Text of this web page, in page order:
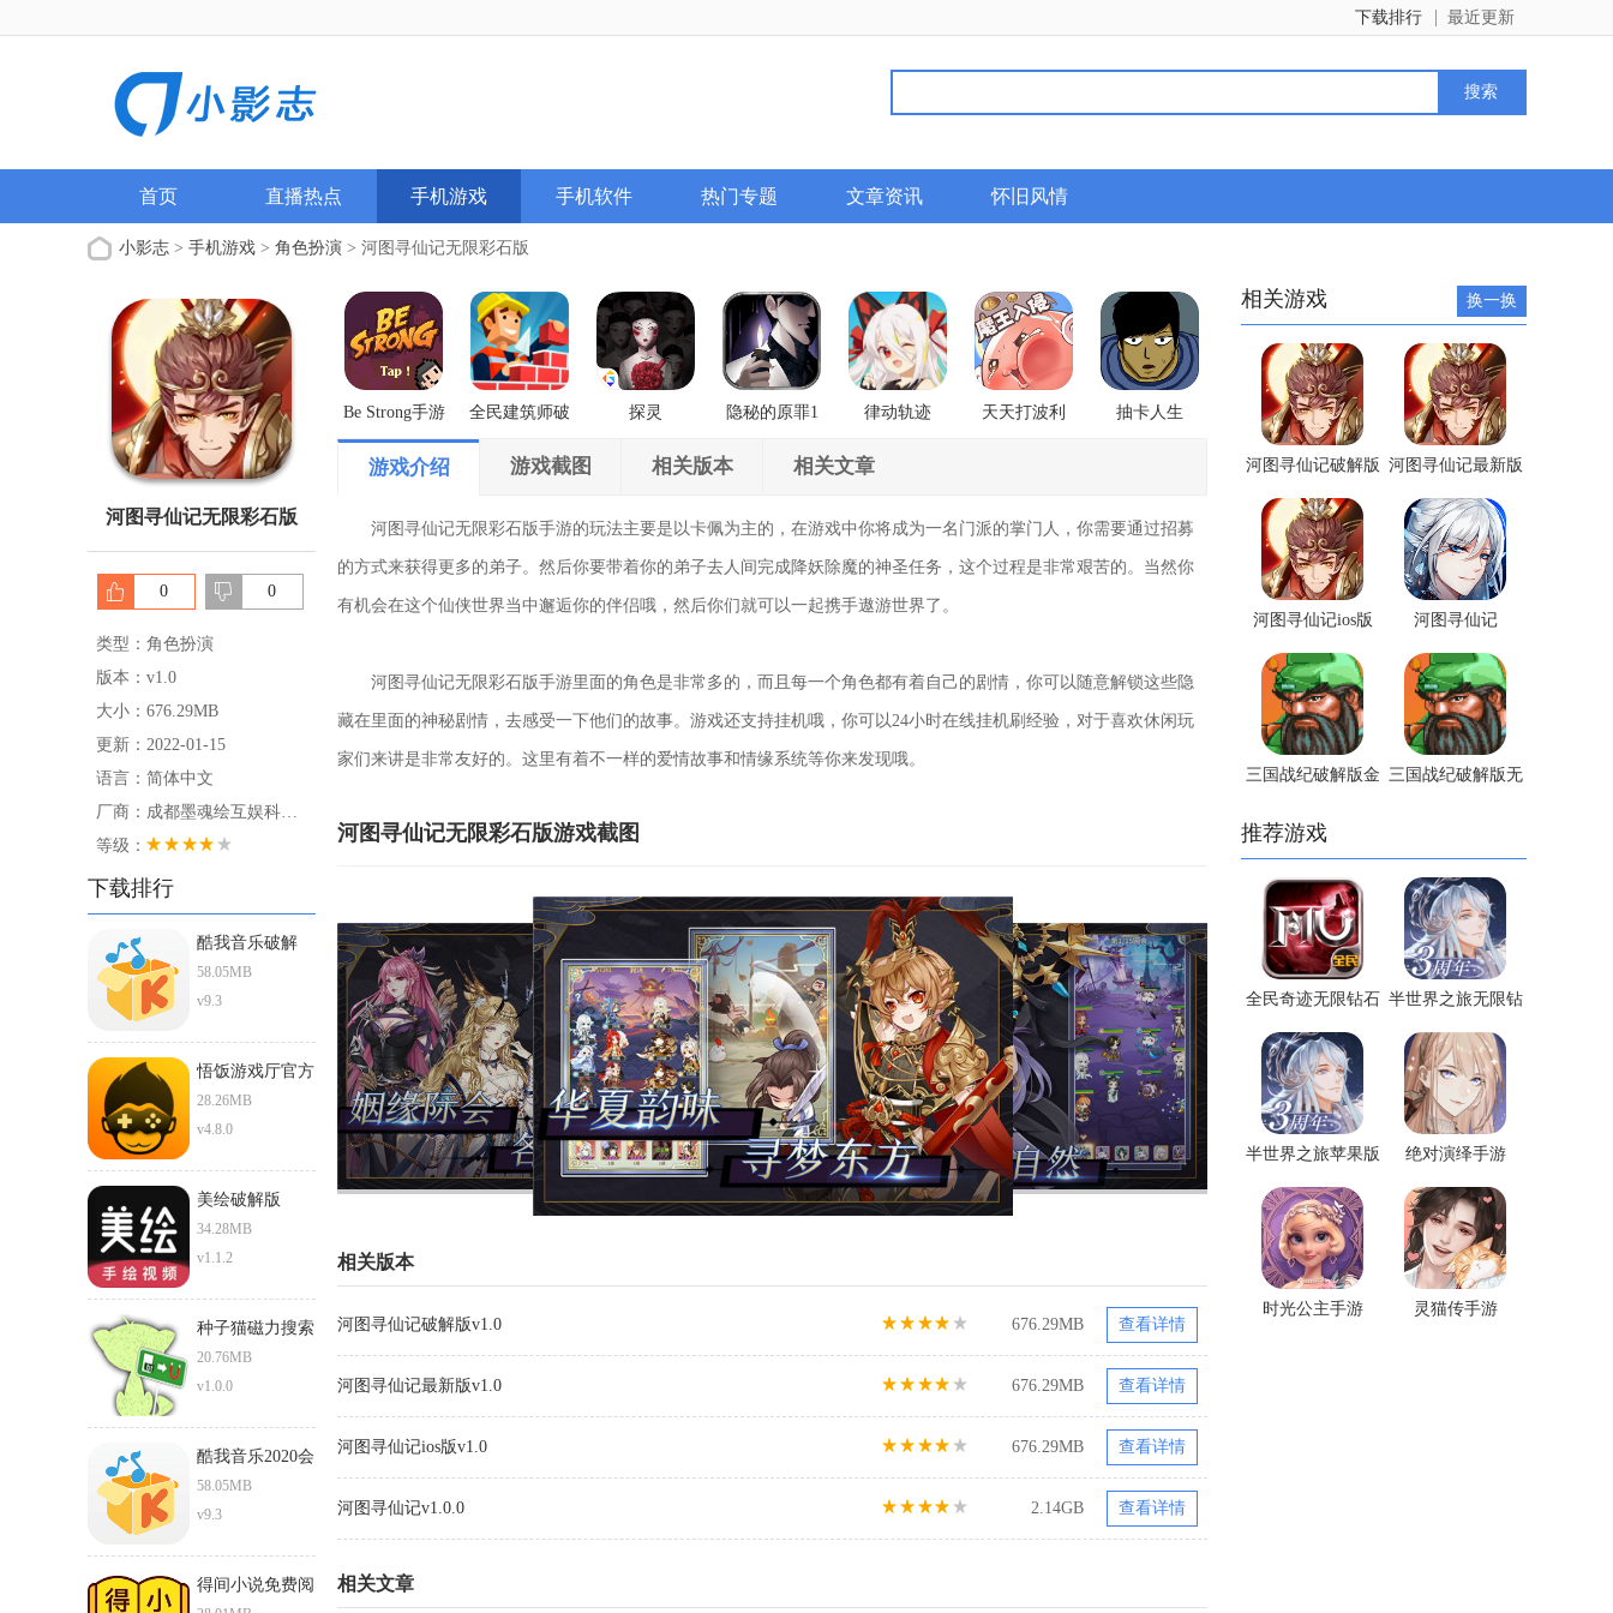
最近更新
下载排行
首页 直播热点 手机游戏 手机软件 热门专题 文章资讯 怀旧风情
小影志 > 手机游戏 > 角色扮演 > 河图寻仙记无限彩石版
河图寻仙记无限彩石版
0 0
类型：角色扮演
版本：v1.0
大小：676.29MB
更新：2022-01-15
语言：简体中文
厂商：成都墨魂绘互娱科技有限公司
等级：
下载排行
酷我音乐破解
ios直装版
58.05MB
v9.3
悟饭游戏厅官方
正版下载安卓版
28.26MB
v4.8.0
美绘破解版
34.28MB
v1.1.2
种子猫磁力搜索
torrentkitty
20.76MB
v1.0.0
酷我音乐2020会
员破解版
58.05MB
v9.3
得间小说免费阅
Be Strong手游
全民建筑师破
探灵
隐秘的原罪1
律动轨迹
天天打波利 抽卡人生
游戏介绍 游戏截图 相关版本 相关文章
河图寻仙记无限彩石版手游的玩法主要是以卡佩为主的，在游戏中你将成为一名门派的掌门人，你需要通过招募
的方式来获得更多的弟子。然后你要带着你的弟子去人间完成降妖除魔的神圣任务，这个过程是非常艰苦的。当然你
有机会在这个仙侠世界当中邂逅你的伴侣哦，然后你们就可以一起携手遨游世界了。
河图寻仙记无限彩石版手游里面的角色是非常多的，而且每一个角色都有着自己的剧情，你可以随意解锁这些隐
藏在里面的神秘剧情，去感受一下他们的故事。游戏还支持挂机哦，你可以24小时在线挂机刷经验，对于喜欢休闲玩
家们来讲是非常友好的。这里有着不一样的爱情故事和情缘系统等你来发现哦。
河图寻仙记无限彩石版游戏截图
相关版本
河图寻仙记破解版v1.0 676.29MB 查看详情
河图寻仙记最新版v1.0 676.29MB 查看详情
河图寻仙记ios版v1.0 676.29MB 查看详情
河图寻仙记v1.0.0 2.14GB 查看详情
相关文章
相关游戏 换一换
河图寻仙记破解版 河图寻仙记最新版
河图寻仙记ios版 河图寻仙记
三国战纪破解版金 三国战纪破解版无
推荐游戏
全民奇迹无限钻石
版
半世界之旅无限钻
石版
半世界之旅苹果版 绝对演绎手游
时光公主手游 灵猫传手游